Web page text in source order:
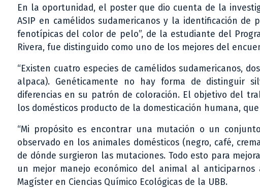
En la oportunidad, el poster que dio cuenta de la
ASIP en camélidos sudamericanos y la identificación de
fenotípicas del color de pelo”, de la estudiante del
Rivera, fue distinguido como uno de los mejores del
“Existen cuatro especies de camélidos sudamericanos,
alpaca). Genéticamente no hay forma de distinguir
diferencias en su patrón de coloración. El objetivo del
los domésticos producto de la domesticación humana,
“Mi propósito es encontrar una mutación o un
observado en los animales domésticos (negro, café,
de dónde surgieron las mutaciones. Todo esto para
un mejor manejo económico del animal al
Magíster en Ciencias Químico Ecológicas de la UBB.